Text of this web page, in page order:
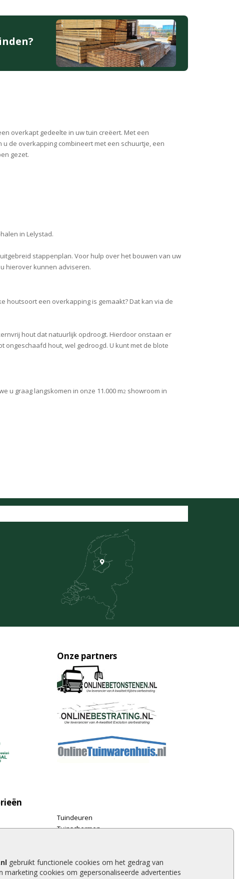
gebruikt functionele cookies om het gedrag van
marketing cookies om gepersonaliseerde advertenties
overkapt gedeelte in uw tuin creëert. Met een
de overkapping combineert met een schuurtje, een
gezet.
in Lelystad.
stappenplan. Voor hulp over het bouwen van uw
u hierover kunnen adviseren.
houtsoort een overkapping is gemaakt? Dat kan via de
hout dat natuurlijk opdroogt. Hierdoor onstaan er
ongeschaafd hout, wel gedroogd. U kunt met de blote
u graag langskomen in onze 11.000 m2 showroom in
Onze partners
Tuindeuren
Tuinschermen
Douglas hout
Rabatdelen